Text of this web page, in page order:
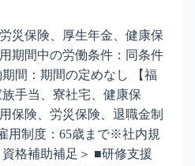
災保険、厚生年金、健康保
期間中の労働条件：同条件
間：期間の定めなし 【福
手当、寮社宅、健康保
保険、労災保険、退職金制
用制度：65歳まで※社内規
格補助補足＞ ■研修支援